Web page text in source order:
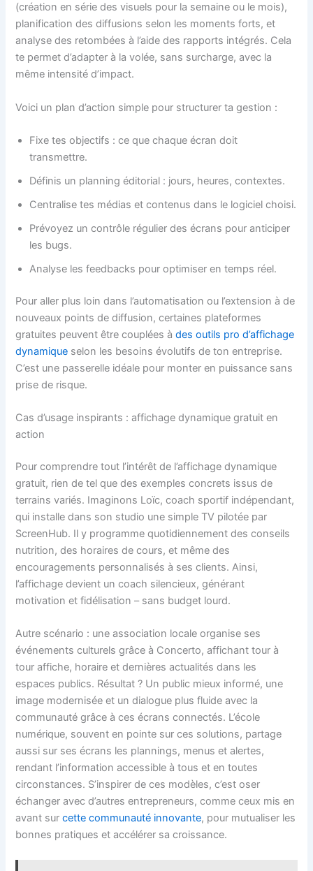
(création en série des visuels pour la semaine ou le mois),
planification des diffusions selon les moments forts, et
analyse des retombées à l’aide des rapports intégrés. Cela
te permet d’adapter à la volée, sans surcharge, avec la
même intensité d’impact.
Voici un plan d’action simple pour structurer ta gestion :
Fixe tes objectifs : ce que chaque écran doit
transmettre.
Définis un planning éditorial : jours, heures, contextes.
Centralise tes médias et contenus dans le logiciel choisi.
Prévoyez un contrôle régulier des écrans pour anticiper
les bugs.
Analyse les feedbacks pour optimiser en temps réel.
Pour aller plus loin dans l’automatisation ou l’extension à de
nouveaux points de diffusion, certaines plateformes
gratuites peuvent être couplées àdes outils pro d’affichage
dynamique selon les besoins évolutifs de ton entreprise.
C’est une passerelle idéale pour monter en puissance sans
prise de risque.
Cas d’usage inspirants : affichage dynamique gratuit en
action
Pour comprendre tout l’intérêt de l’affichage dynamique
gratuit, rien de tel que des exemples concrets issus de
terrains variés. Imaginons Loïc, coach sportif indépendant,
qui installe dans son studio une simple TV pilotée par
ScreenHub. Il y programme quotidiennement des conseils
nutrition, des horaires de cours, et même des
encouragements personnalisés à ses clients. Ainsi,
l’affichage devient un coach silencieux, générant
motivation et fidélisation – sans budget lourd.
Autre scénario : une association locale organise ses
événements culturels grâce à Concerto, affichant tour à
tour affiche, horaire et dernières actualités dans les
espaces publics. Résultat ? Un public mieux informé, une
image modernisée et un dialogue plus fluide avec la
communauté grâce à ces écrans connectés. L’école
numérique, souvent en pointe sur ces solutions, partage
aussi sur ses écrans les plannings, menus et alertes,
rendant l’information accessible à tous et en toutes
circonstances. S’inspirer de ces modèles, c’est oser
échanger avec d’autres entrepreneurs, comme ceux mis en
avant surcette communauté innovante, pour mutualiser les
bonnes pratiques et accélérer sa croissance.